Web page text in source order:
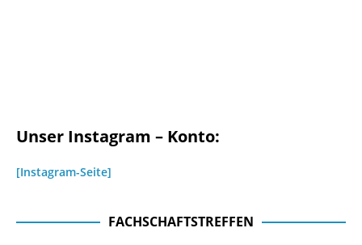
Unser Instagram – Konto:
[Instagram-Seite]
FACHSCHAFTSTREFFEN